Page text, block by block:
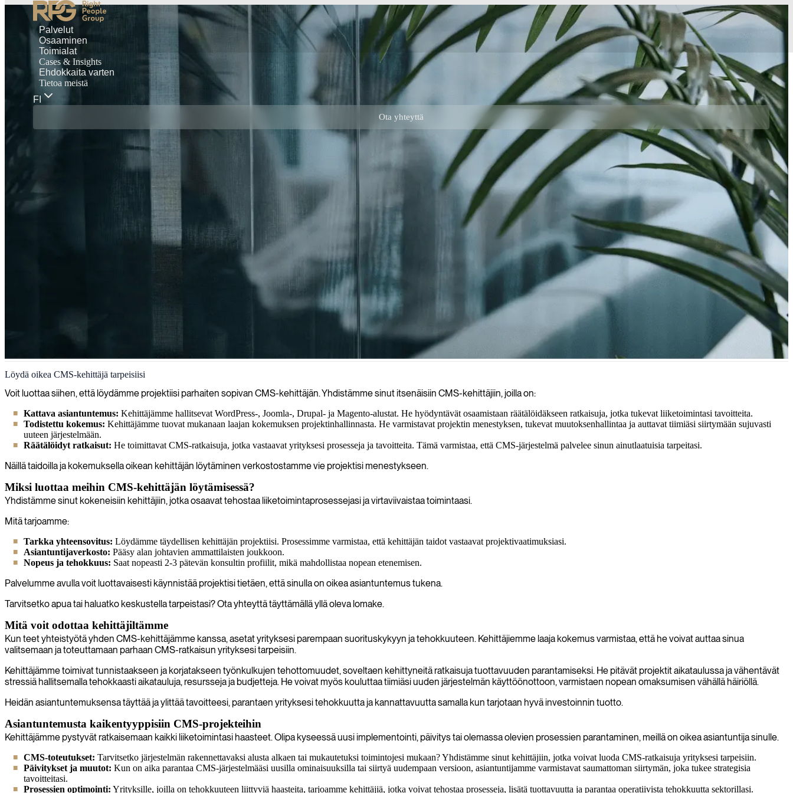
Palvelut
Osaaminen
Toimialat
Cases & Insights
Ehdokkaita varten
Tietoa meistä
FI
Ota yhteyttä
CMS
Kehitämme räätälöityjä sisällönhallintajärjestelmiä (CMS), jotka mahdollistavat yritysten tehokkaan digitaalisen sisällön luomisen, hallinnan ja julkaisemisen, parantaen työnkulun tehokkuutta ja ylläpitäen
yhtenäistä verkkonäkyvyyttä.
Löydä oikea CMS-kehittäjä tarpeisiisi
Voit luottaa siihen, että löydämme projektiisi parhaiten sopivan CMS-kehittäjän. Yhdistämme sinut itsenäisiin CMS-kehittäjiin, joilla on:
Kattava asiantuntemus: Kehittäjämme hallitsevat WordPress-, Joomla-, Drupal- ja Magento-alustat. He hyödyntävät osaamistaan räätälöidäkseen ratkaisuja, jotka tukevat liiketoimintasi tavoitteita.
Todistettu kokemus: Kehittäjämme tuovat mukanaan laajan kokemuksen projektinhallinnasta. He varmistavat projektin menestyksen, tukevat muutoksenhallintaa ja auttavat tiimiäsi siirtymään sujuvasti
uuteen järjestelmään.
Räätälöidyt ratkaisut: He toimittavat CMS-ratkaisuja, jotka vastaavat yrityksesi prosesseja ja tavoitteita. Tämä varmistaa, että CMS-järjestelmä palvelee sinun ainutlaatuisia tarpeitasi.
Näillä taidoilla ja kokemuksella oikean kehittäjän löytäminen verkostostamme vie projektisi menestykseen.
Miksi luottaa meihin CMS-kehittäjän löytämisessä?
Yhdistämme sinut kokeneisiin kehittäjiin, jotka osaavat tehostaa liiketoimintaprosessejasi ja virtaviivaistaa toimintaasi.
Mitä tarjoamme:
Tarkka yhteensovitus: Löydämme täydellisen kehittäjän projektiisi. Prosessimme varmistaa, että kehittäjän taidot vastaavat projektivaatimuksiasi.
Asiantuntijaverkosto: Pääsy alan johtavien ammattilaisten joukkoon.
Nopeus ja tehokkuus: Saat nopeasti 2-3 pätevän konsultin profiilit, mikä mahdollistaa nopean etenemisen.
Palvelumme avulla voit luottavaisesti käynnistää projektisi tietäen, että sinulla on oikea asiantuntemus tukena.
Tarvitsetko apua tai haluatko keskustella tarpeistasi? Ota yhteyttä täyttämällä yllä oleva lomake.
Mitä voit odottaa kehittäjiltämme
Kun teet yhteistyötä yhden CMS-kehittäjämme kanssa, asetat yrityksesi parempaan suorituskykyyn ja tehokkuuteen. Kehittäjiemme laaja kokemus varmistaa, että he voivat auttaa sinua
valitsemaan ja toteuttamaan parhaan CMS-ratkaisun yrityksesi tarpeisiin.
Kehittäjämme toimivat tunnistaakseen ja korjatakseen työnkulkujen tehottomuudet, soveltaen kehittyneitä ratkaisuja tuottavuuden parantamiseksi. He pitävät projektit aikataulussa ja vähentävät
stressiä hallitsemalla tehokkaasti aikatauluja, resursseja ja budjetteja. He voivat myös kouluttaa tiimiäsi uuden järjestelmän käyttöönottoon, varmistaen nopean omaksumisen vähällä häiriöllä.
Heidän asiantuntemuksensa täyttää ja ylittää tavoitteesi, parantaen yrityksesi tehokkuutta ja kannattavuutta samalla kun tarjotaan hyvä investoinnin tuotto.
Asiantuntemusta kaikentyyppisiin CMS-projekteihin
Kehittäjämme pystyvät ratkaisemaan kaikki liiketoimintasi haasteet. Olipa kyseessä uusi implementointi, päivitys tai olemassa olevien prosessien parantaminen, meillä on oikea asiantuntija sinulle.
CMS-toteutukset: Tarvitsetko järjestelmän rakennettavaksi alusta alkaen tai mukautetuksi toimintojesi mukaan? Yhdistämme sinut kehittäjiin, jotka voivat luoda CMS-ratkaisuja yrityksesi tarpeisiin.
Päivitykset ja muutot: Kun on aika parantaa CMS-järjestelmääsi uusilla ominaisuuksilla tai siirtyä uudempaan versioon, asiantuntijamme varmistavat saumattoman siirtymän, joka tukee strategisia
tavoitteitasi.
Prosessien optimointi: Yrityksille, joilla on tehokkuuteen liittyviä haasteita, tarjoamme kehittäjiä, jotka voivat tehostaa prosesseja, lisätä tuottavuutta ja parantaa operatiivista tehokkuutta sektorillasi.